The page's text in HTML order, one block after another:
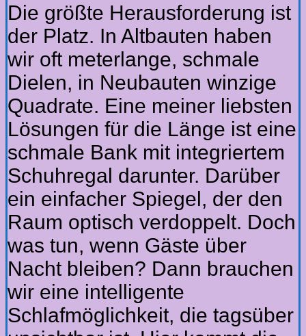
Die größte Herausforderung ist
der Platz. In Altbauten haben
wir oft meterlange, schmale
Dielen, in Neubauten winzige
Quadrate. Eine meiner liebsten
Lösungen für die Länge ist eine
schmale Bank mit integriertem
Schuhregal darunter. Darüber
ein einfacher Spiegel, der den
Raum optisch verdoppelt. Doch
was tun, wenn Gäste über
Nacht bleiben? Dann brauchen
wir eine intelligente
Schlafmöglichkeit, die tagsüber